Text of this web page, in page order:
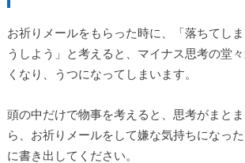
お祈りメールをもらった時に、「落ちてし
うしよう」と考えると、マイナス思考の堂
くなり、うつになってしまいます。
頭の中だけで物事を考えると、思考がまと
ら、お祈りメールをして嫌な気持ちになっ
に書き出してください。